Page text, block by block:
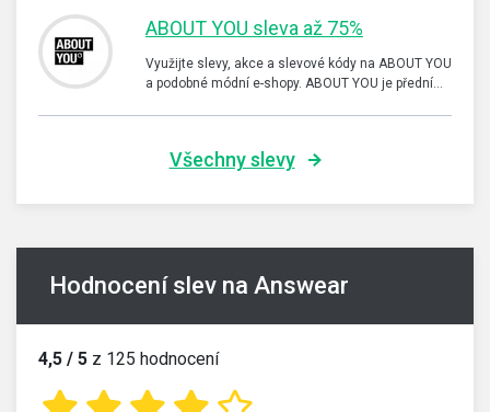
ABOUT YOU sleva až 75%
Využijte slevy, akce a slevové kódy na ABOUT YOU
a podobné módní e-shopy. ABOUT YOU je přední…
Všechny slevy
Hodnocení slev na Answear
4,5 / 5 z 125 hodnocení